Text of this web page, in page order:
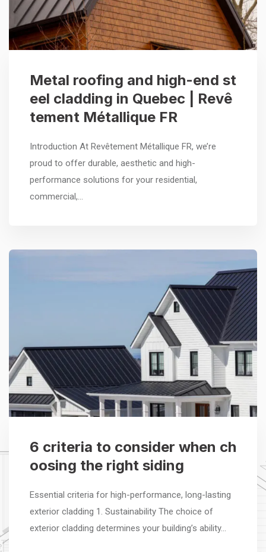
Metal roofing and high-end st
eel cladding in Quebec | Revê
tement Métallique FR
Introduction At Revêtement Métallique FR, we’re
proud to offer durable, aesthetic and high-
performance solutions for your residential,
commercial,…
6 criteria to consider when ch
oosing the right siding
Essential criteria for high-performance, long-lasting
exterior cladding 1. Sustainability The choice of
exterior cladding determines your building’s ability…